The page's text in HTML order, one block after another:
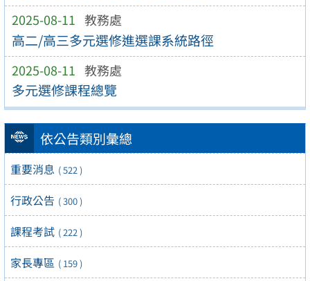
2025-08-11 教務處
高二/高三多元選修進選課系統路徑
2025-08-11 教務處
多元選修課程總覽
依公告類別彙總
重要消息 ( 522 )
行政公告 ( 300 )
課程考試 ( 222 )
家長專區 ( 159 )